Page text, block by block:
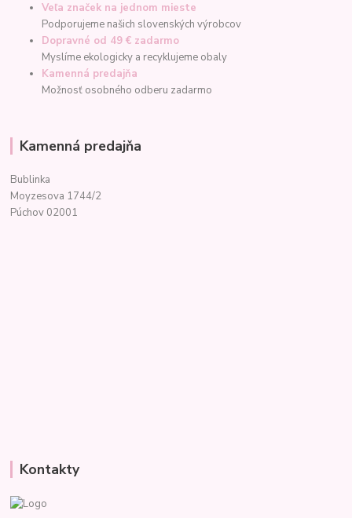
Veľa značek na jednom mieste
Podporujeme našich slovenských výrobcov
Dopravné od 49 € zadarmo
Myslíme ekologicky a recyklujeme obaly
Kamenná predajňa
Možnosť osobného odberu zadarmo
Kamenná predajňa
Bublinka
Moyzesova 1744/2
Púchov 02001
Kontakty